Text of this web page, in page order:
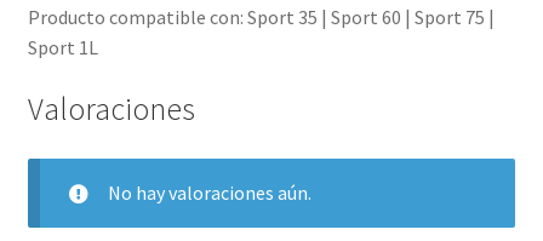
Producto compatible con: Sport 35 | Sport 60 | Sport 75 |
Sport 1L
Valoraciones
No hay valoraciones aún.